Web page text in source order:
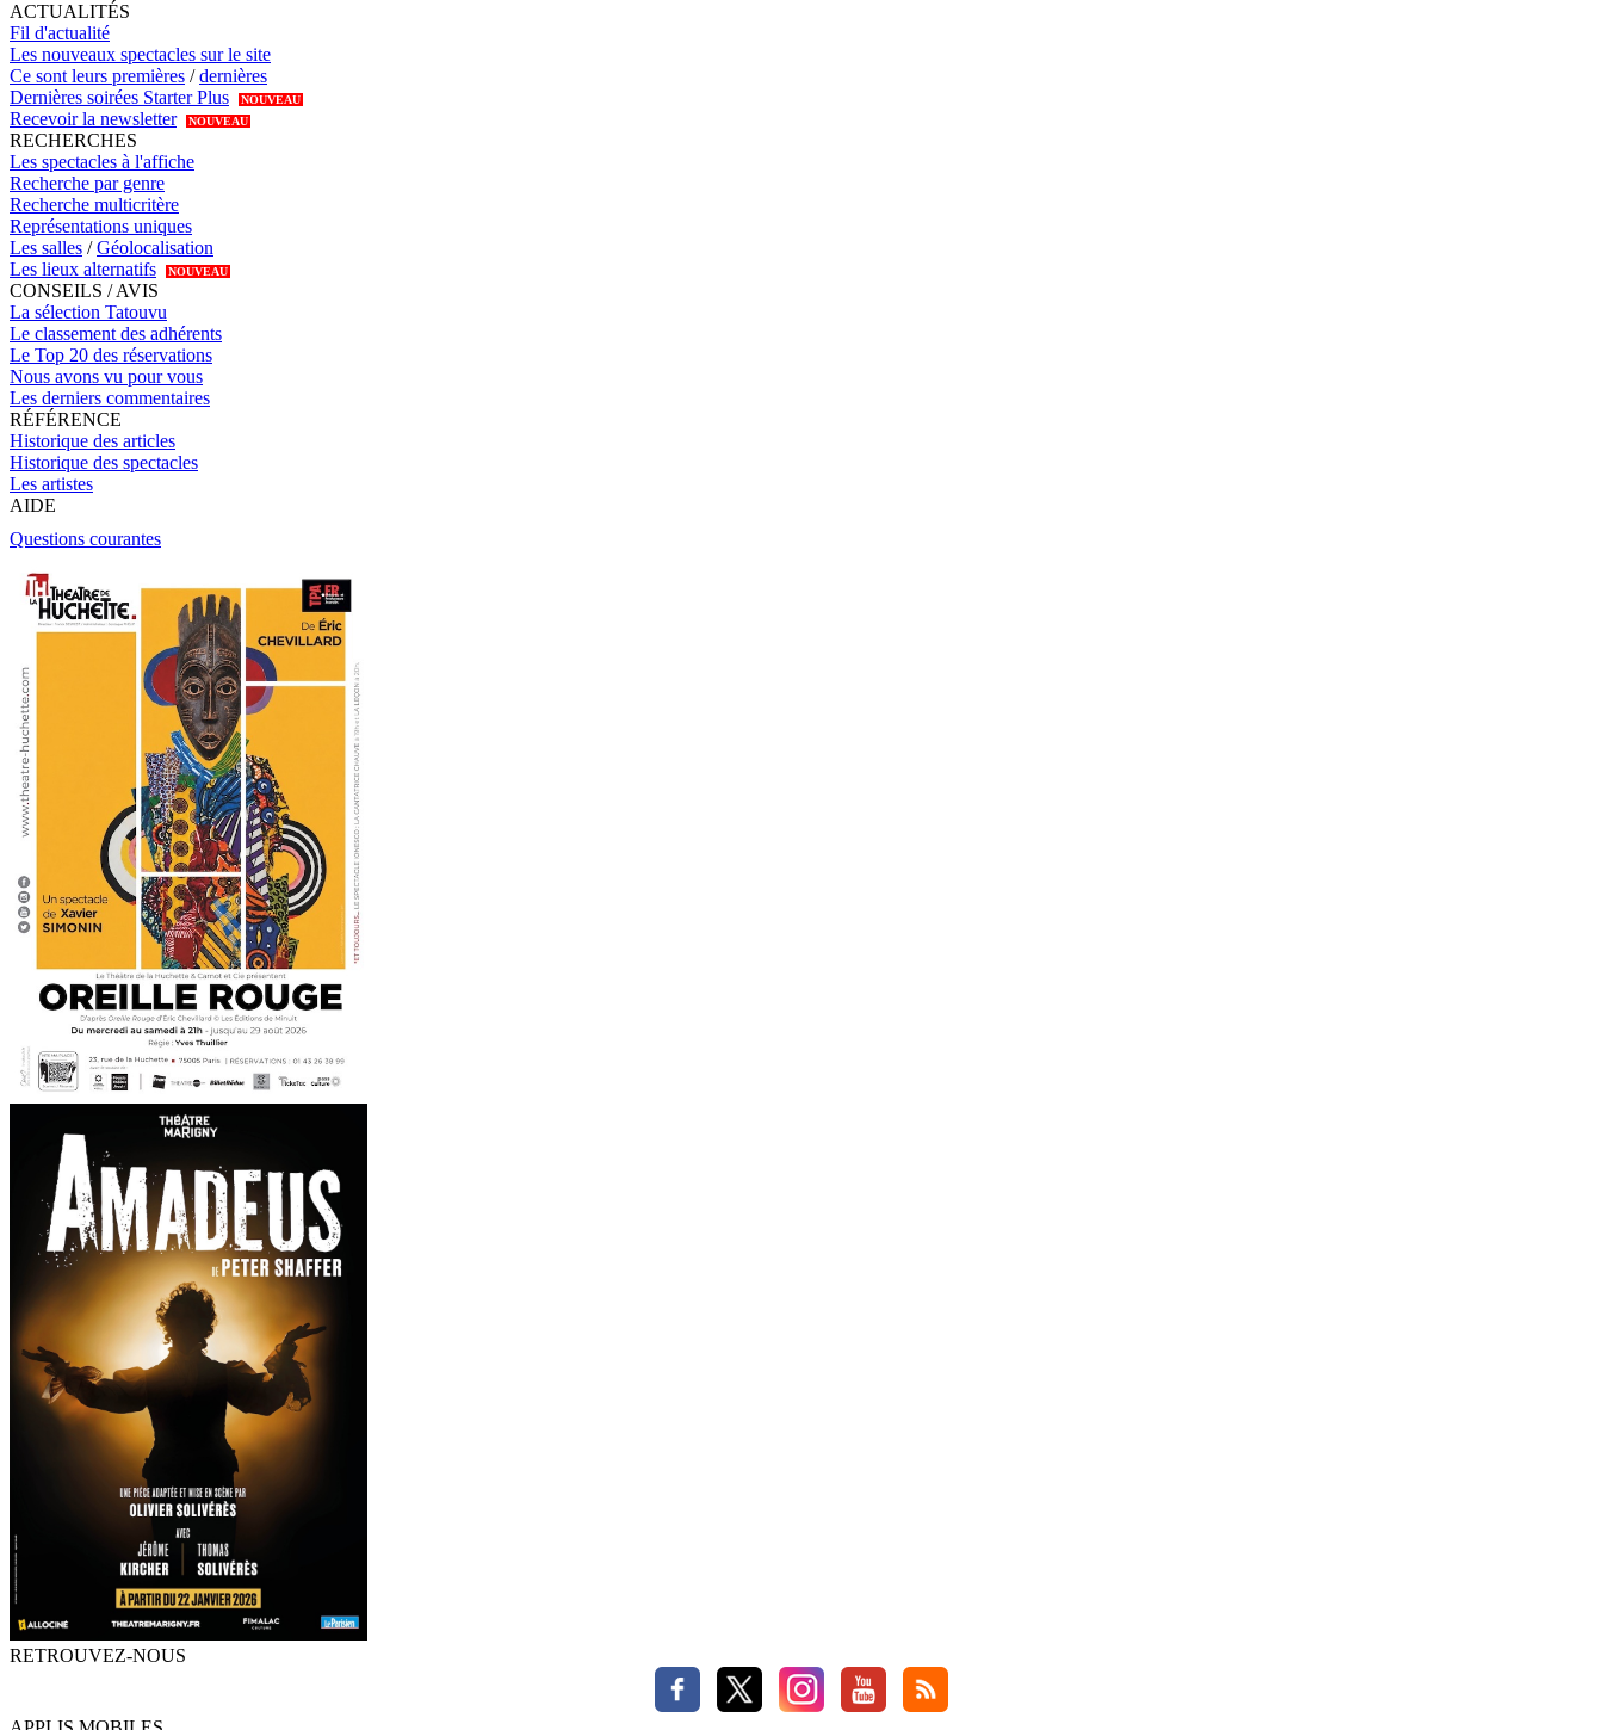
ACTUALITÉS
Fil d'actualité
Les nouveaux spectacles sur le site
Ce sont leurs premières /dernières
Dernières soirées Starter Plus
NOUVEAU
Recevoir la newsletter NOUVEAU
RECHERCHES
Les spectacles à l'affiche
Recherche par genre
Recherche multicritère
Représentations uniques
Les salles /Géolocalisation
Les lieux alternatifs
NOUVEAU
CONSEILS / AVIS
La sélection Tatouvu
Le classement des adhérents
Le Top 20 des réservations
Nous avons vu pour vous
Les derniers commentaires
RÉFÉRENCE
Historique des articles
Historique des spectacles
Les artistes
AIDE
Questions courantes
RETROUVEZ-NOUS